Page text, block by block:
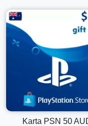
Większość kodów
automatycznie po
Czy mogę
Tak, można
samym koncie
Karta PSN 50